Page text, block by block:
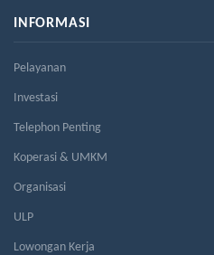
INFORMASI
Pelayanan
Investasi
Telephon Penting
Koperasi & UMKM
Organisasi
ULP
Lowongan Kerja